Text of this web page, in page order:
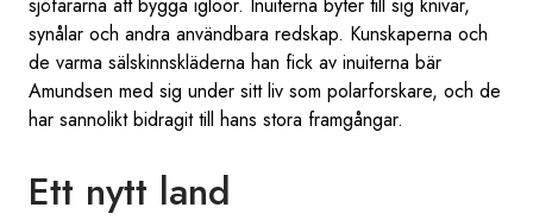
synålar och andra användbara redskap. Kunskaperna och
de varma sälskinnskläderna han fick av inuiterna bär
Amundsen med sig under sitt liv som polarforskare, och de
har sannolikt bidragit till hans stora framgångar.
Ett nytt land